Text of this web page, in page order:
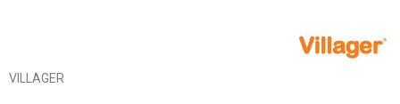
VILLAGER